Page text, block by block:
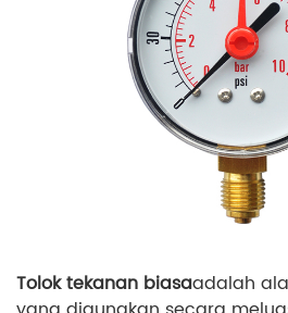
Tolok tekanan biasaadalah